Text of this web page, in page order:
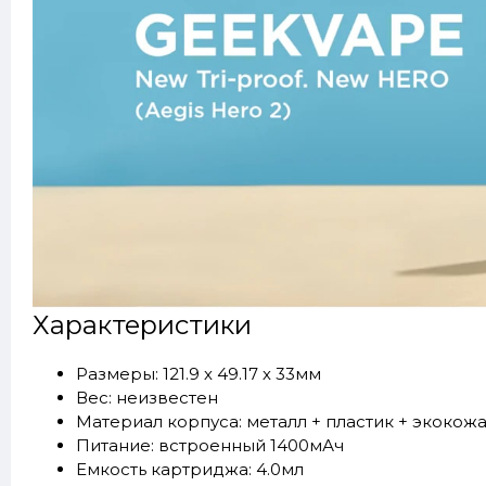
Характеристики
Размеры: 121.9 х 49.17 х 33мм
Вес: неизвестен
Материал корпуса: металл + пластик + экокожа
Питание: встроенный 1400мАч
Емкость картриджа: 4.0мл